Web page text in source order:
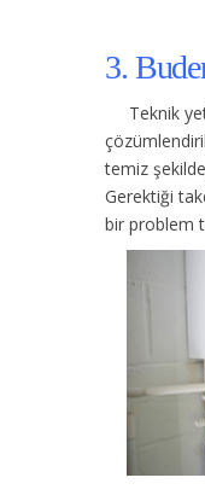
3.
Teknik
temiz
Gerektiği
bir problem